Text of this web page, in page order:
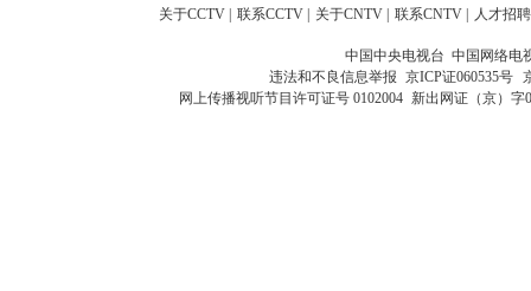
关于CCTV | 联系CCTV | 关于CNTV | 联系CNTV | 人才招聘
中国中央电视台 中国网络电
违法和不良信息举报 京ICP证060535号
网上传播视听节目许可证号 0102004 新出网证（京）